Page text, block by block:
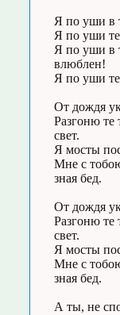
Я по уши в
Я по уши
Я по уши в
влюблен!
Я по уши
От дождя
Разгоню те
свет.
Я мосты
Мне с
зная бед.
От дождя
Разгоню те
свет.
Я мосты
Мне с
зная бед.
А ты, не